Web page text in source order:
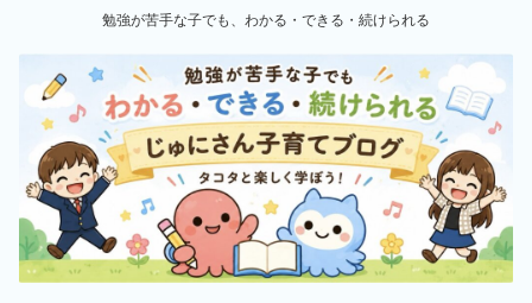
勉強が苦手な子でも、わかる・できる・続けられる